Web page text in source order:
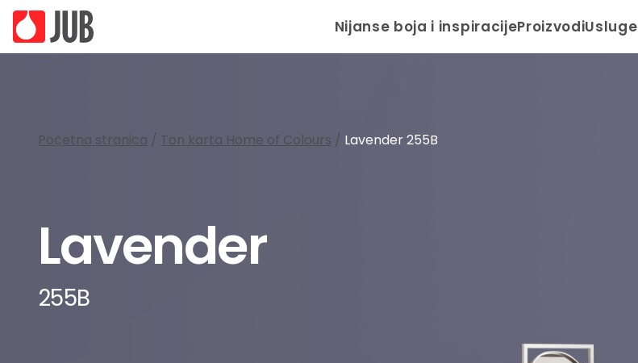
Nijanse boja i inspiracijeProizvodiUsluge
Početna stranica / Ton karta Home of Colours / Lavender 255B
Lavender
255B